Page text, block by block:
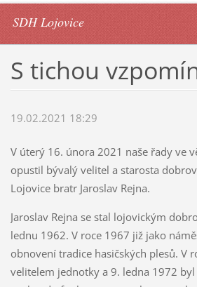
SDH Lojovice
S tichou
19.02.2021 18:29
V úterý 16. února 2021 naše řady ve
opustil bývalý velitel a starosta
Lojovice bratr Jaroslav Rejna.
Jaroslav Rejna se stal lojovickým
lednu 1962. V roce 1967 již jako
obnovení tradice hasičských plesů. V
velitelem jednotky a 9. ledna 1972